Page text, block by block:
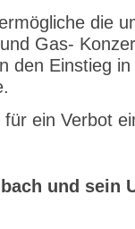
die
Gas-
den Einstieg in
ein Verbot
und sein